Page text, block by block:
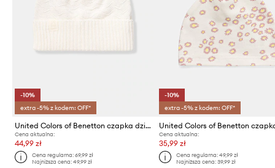
-10%
extra -5% z kodem: OFF*
United Colors of Benetton czapka dziecięca bawełniana
Cena aktualna:
44,99 zł
Cena regularna:69,99 zł
Najniższa cena:49,99 zł
-10%
extra -5% z kodem: OFF*
Cena aktualna:
35,99 zł
Cena regularna: 49,99 zł
Najniższa cena: 39,99 zł